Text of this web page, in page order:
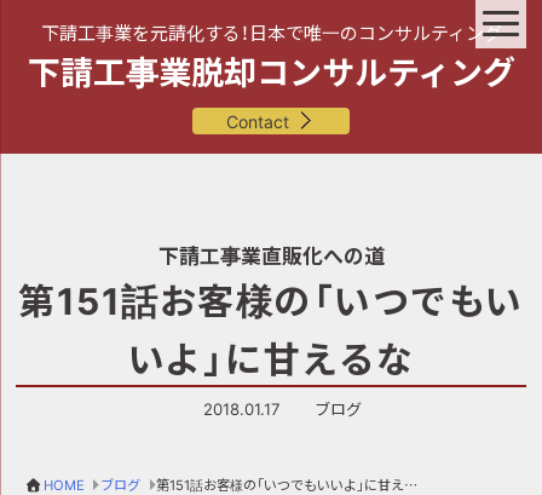
下請工事業を元請化する！日本で唯一のコンサルティング
下請工事業脱却コンサルティング
Contact
下請工事業直販化への道
第151話お客様の「いつでもい
いよ」に甘えるな
2018.01.17 ブログ
HOME ブログ 第151話お客様の「いつでもいいよ」に甘えるな